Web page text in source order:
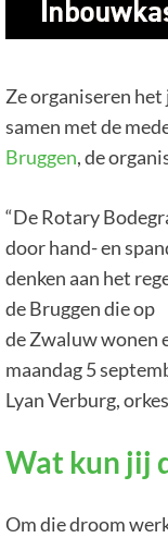
Ze organiseren
samen met de
Bruggen, de
“De Rotary
door hand- en
denken aan het
de Bruggen die op
de Zwaluw wonen
maandag 5
Lyan Verburg,
Wat kun jij
Om die droom